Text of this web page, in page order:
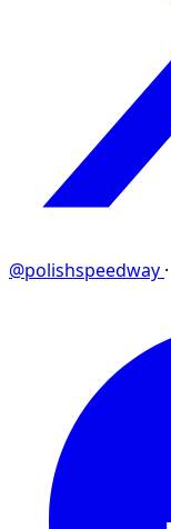
@polishspeedway ·